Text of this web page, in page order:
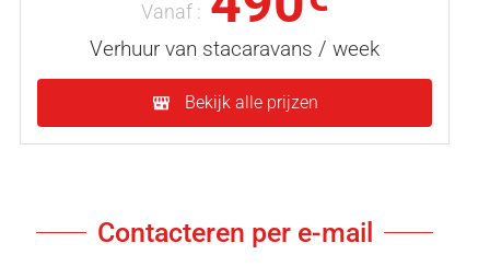
Vanaf :
Verhuur van stacaravans / week
Bekijk alle prijzen
Contacteren per e-mail